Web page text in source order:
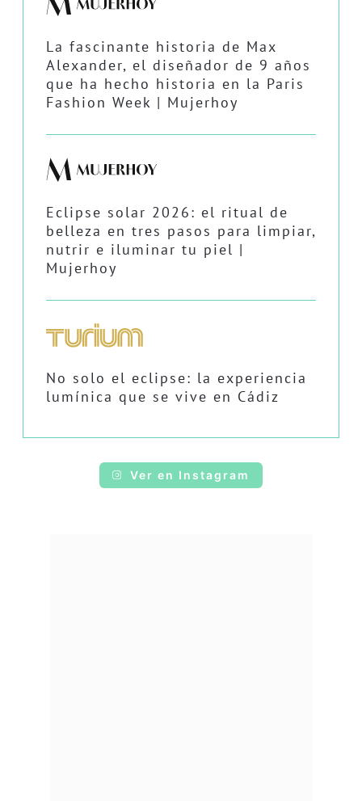
La fascinante historia de Max
Alexander, el diseñador de 9 años
que ha hecho historia en la Paris
Fashion Week | Mujerhoy
Eclipse solar 2026: el ritual de
belleza en tres pasos para limpiar,
nutrir e iluminar tu piel |
Mujerhoy
No solo el eclipse: la experiencia
lumínica que se vive en Cádiz
Ver en Instagram